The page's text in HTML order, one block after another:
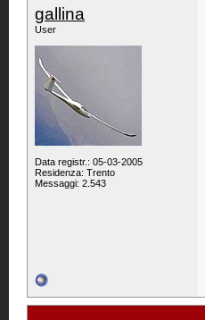
gallina
User
Data registr.: 05-03-2005
Residenza: Trento
Messaggi: 2.543